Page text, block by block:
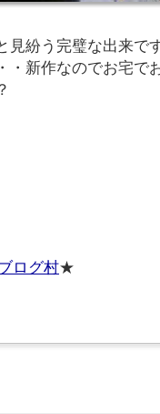
見紛う完璧な出来で
・新作なのでお宅で
ログ村★